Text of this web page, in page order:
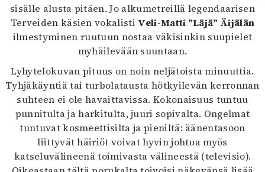
sisälle alusta pitäen. Jo alkumetreillä legendaarisen
Terveiden käsien vokalisti Veli-Matti ”Läjä” Äijälän
ilmestyminen ruutuun nostaa väkisinkin suupielet
myhäilevään suuntaan.
Lyhytelokuvan pituus on noin neljätoista minuuttia.
Tyhjäkäyntiä tai turbolatausta hötkyilevän kerronnan
suhteen ei ole havaittavissa. Kokonaisuus tuntuu
punnitulta ja harkitulta, juuri sopivalta. Ongelmat
tuntuvat kosmeettisilta ja pieniltä: äänentasoon
liittyvät häiriöt voivat hyvin johtua myös
katseluvälineenä toimivasta välineestä (televisio).